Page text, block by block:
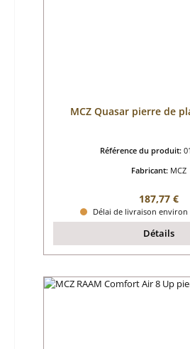
MCZ Quasar pierre de
Référence du produit:
Fabricant: MCZ
Prix
187,77 €
Délai de livraison environ
Détails